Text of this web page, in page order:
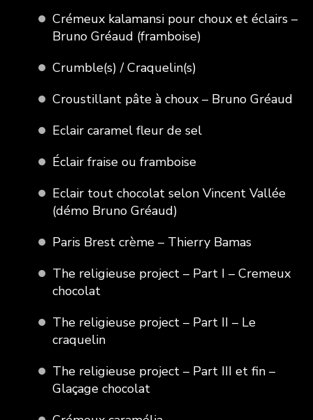
Crémeux kalamansi pour choux et éclairs –
Bruno Gréaud (framboise)
Crumble(s) / Craquelin(s)
Croustillant pâte à choux – Bruno Gréaud
Eclair caramel fleur de sel
Éclair fraise ou framboise
Eclair tout chocolat selon Vincent Vallée
(démo Bruno Gréaud)
Paris Brest crème – Thierry Bamas
The religieuse project – Part I – Cremeux
chocolat
The religieuse project – Part II – Le
craquelin
The religieuse project – Part III et fin –
Glaçage chocolat